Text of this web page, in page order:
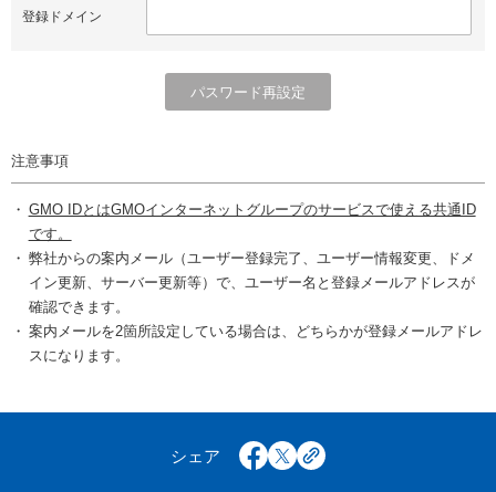
登録ドメイン
注意事項
GMO IDとはGMOインターネットグループのサービスで使える共通ID
です。
弊社からの案内メール（ユーザー登録完了、ユーザー情報変更、ドメ
イン更新、サーバー更新等）で、ユーザー名と登録メールアドレスが
確認できます。
案内メールを2箇所設定している場合は、どちらかが登録メールアドレ
スになります。
シェア facebook
x copy